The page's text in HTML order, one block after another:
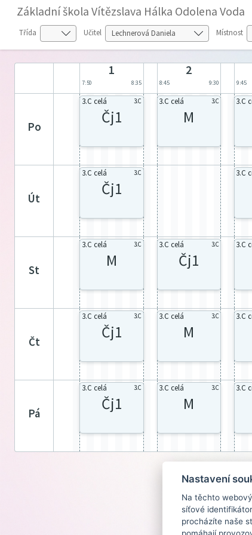
Základní škola Vítězslava Hálka Odolena Voda
Třída Učitel Místnost
1
7:50 8:35
2
8:45 9:30 9:45
po
3.C celá 3.C
Čj1
3.C celá 3.C
M
3.C
út
3.C celá 3.C
Čj1
3.C
st
3.C celá 3.C
M
3.C celá 3.C
Čj1
3.C
čt
3.C celá 3.C
Čj1
3.C celá 3.C
M
3.C
pá
3.C celá 3.C
Čj1
3.C celá 3.C
M
3.C
Nastavení
Na těchto
síťové
procházíte naše